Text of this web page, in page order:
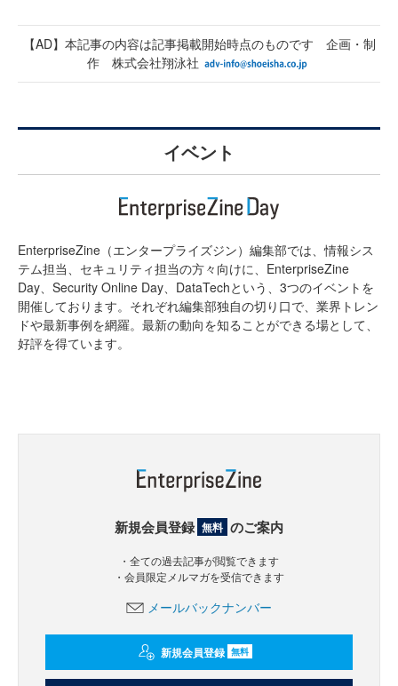
【AD】本記事の内容は記事掲載開始時点のものです 企画・制
作 株式会社翔泳社
イベント
EnterpriseZine（エンタープライズジン）編集部では、情報シス
テム担当、セキュリティ担当の方々向けに、EnterpriseZine
Day、Security Online Day、DataTechという、3つのイベントを
開催しております。それぞれ編集部独自の切り口で、業界トレン
ドや最新事例を網羅。最新の動向を知ることができる場として、
好評を得ています。
新規会員登録 無料 のご案内
・全ての過去記事が閲覧できます
・会員限定メルマガを受信できます
メールバックナンバー
新規会員登録 無料